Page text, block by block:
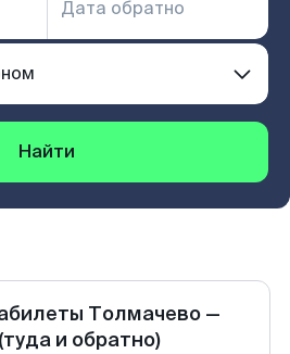
Найти
Толмачево—
(туда и обратно)